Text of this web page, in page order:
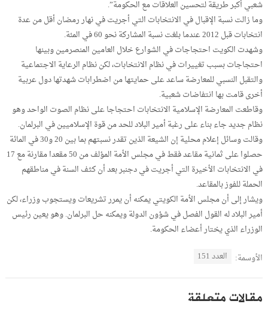
شعبي أكبر طريقة لتحسين العلاقات مع الحكومة”.
وما زالت نسبة الإقبال في الانتخابات التي أجريت في نهار رمضان أقل من عدة
انتخابات قبل 2012 عندما بلغت نسبة المشاركة نحو 60 في المئة.
وشهدت الكويت احتجاجات في الشوارع خلال العامين المنصرمين وبينها
احتجاجات بسبب تغييرات في نظام الانتخابات، لكن نظام الرعاية الاجتماعية
والتقبل النسبي للمعارضة ساعد على حمايتها من اضطرابات شهدتها دول عربية
أخرى قامت بها انتفاضات شعبية.
وقاطعت المعارضة الإسلامية الانتخابات احتجاجا على نظام الصوت الواحد وهو
نظام جديد جاء بناء على رغبة أمير البلاد للحد من قوة الإسلاميين في البرلمان.
وقالت وسائل إعلام محلية إن الشيعة الذين تقدر نسبتهم بما بين 20 و30 في المائة
حصلوا على ثمانية مقاعد فقط في مجلس الأمة المؤلف من 50 مقعدا مقارنة مع 17
في الانتخابات الأخيرة التي أجريت في دجنبر بعد أن كثف السنة في مناطقهم
الحملة للفوز بالمقاعد.
ويشار إلى أن مجلس الأمة الكويتي يمكنه أن يمرر تشريعات ويستجوب وزراء، لكن
أمير البلاد له القول الفصل في شؤون الدولة ويمكنه حل البرلمان. وهو يعين رئيس
الوزراء الذي يختار أعضاء الحكومة.
الأوسمة: العدد 151
مقالات متعلقة